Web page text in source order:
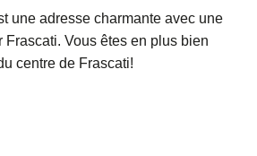
une adresse charmante avec une
Frascati. Vous êtes en plus bien
centre de Frascati!